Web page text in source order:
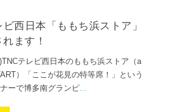
西日本「ももち浜ストア」
ます！
テレビ西日本のももち浜ストア（a
）「ここが花見の特等席！」という
ーで博多南グランピ...